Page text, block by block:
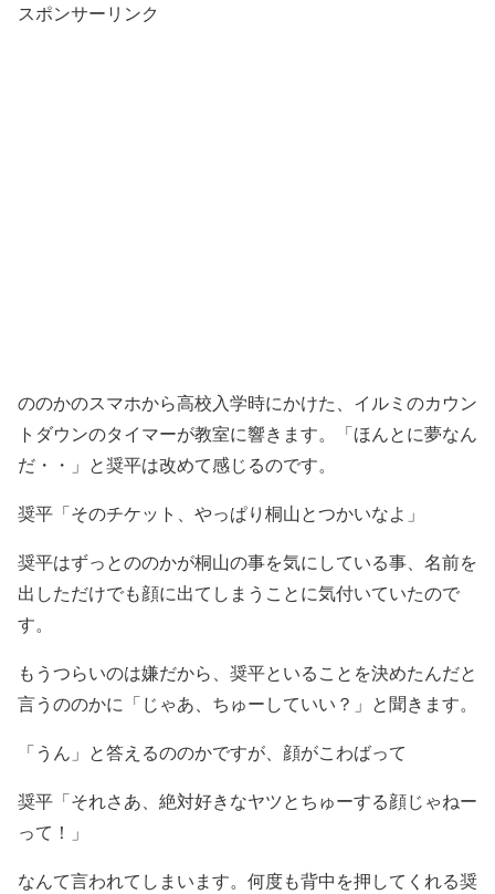
スポンサーリンク
ののかのスマホから高校入学時にかけた、イルミのカウン
トダウンのタイマーが教室に響きます。「ほんとに夢なん
だ・・」と奨平は改めて感じるのです。
奨平「そのチケット、やっぱり桐山とつかいなよ」
奨平はずっとののかが桐山の事を気にしている事、名前を
出しただけでも顔に出てしまうことに気付いていたので
す。
もうつらいのは嫌だから、奨平といることを決めたんだと
言うののかに「じゃあ、ちゅーしていい？」と聞きます。
「うん」と答えるののかですが、顔がこわばって
奨平「それさあ、絶対好きなヤツとちゅーする顔じゃねー
って！」
なんて言われてしまいます。何度も背中を押してくれる奨